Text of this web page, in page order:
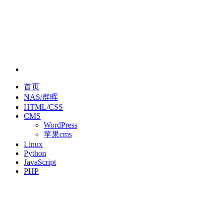
首页
NAS/群晖
HTML/CSS
CMS
WordPress
苹果cms
Linux
Python
JavaScript
PHP